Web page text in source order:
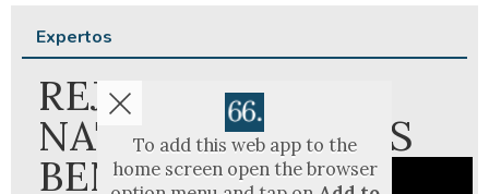
Expertos
REJOVENIR AMB
NATURALITAT: ELS
BENEFICIS DE LA
Aviso sobre el Uso de cookies:
To add this web app to the
home screen open the browser